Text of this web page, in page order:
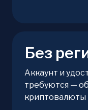
Без
Аккаунт и
требуются —
криптовалюты